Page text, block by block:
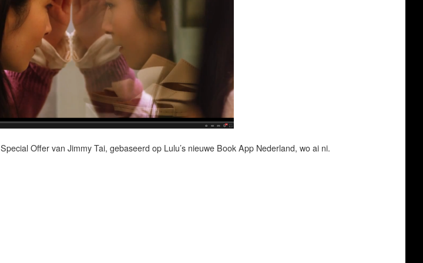
Special Offer van Jimmy Tai, gebaseerd op Lulu’s nieuwe Book App Nederland, wo ai ni.